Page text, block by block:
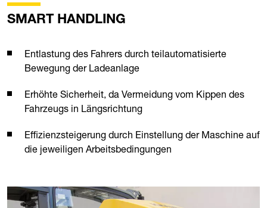
SMART HANDLING
Entlastung des Fahrers durch teilautomatisierte
Bewegung der Ladeanlage
Erhöhte Sicherheit, da Vermeidung vom Kippen des
Fahrzeugs in Längsrichtung
Effizienzsteigerung durch Einstellung der Maschine auf
die jeweiligen Arbeitsbedingungen